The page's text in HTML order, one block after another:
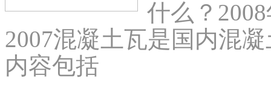
什么？
2007混凝土瓦是国内混
内容包括